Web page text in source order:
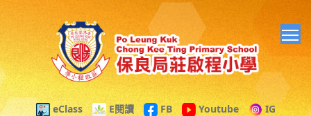
eClass E閱讀 FB Youtube
IG